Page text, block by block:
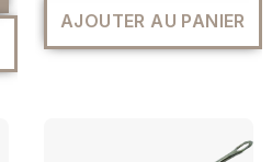
AJOUTER AU PANIER